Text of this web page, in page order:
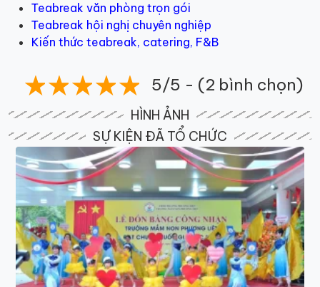
Teabreak văn phòng trọn gói
Teabreak hội nghị chuyên nghiệp
Kiến thức teabreak, catering, F&B
5/5 - (2 bình chọn)
HÌNH ẢNH
SỰ KIỆN ĐÃ TỔ CHỨC